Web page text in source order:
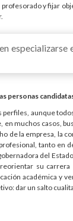
y fijar
especializarse
personas
aunque
muchos casos,
de la empresa, la
tanto en
del
su
académica y
dar un salto